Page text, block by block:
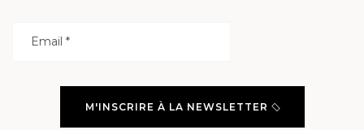
M'INSCRIRE À LA NEWSLETTER